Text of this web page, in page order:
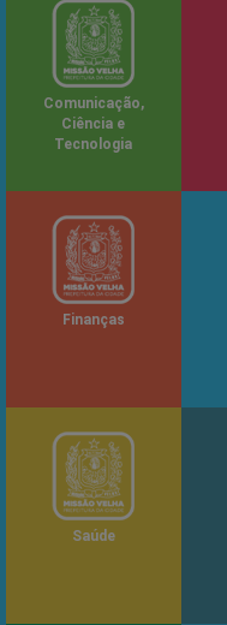
Comunicação,
Ciência e
Tecnologia
Finanças
Saúde